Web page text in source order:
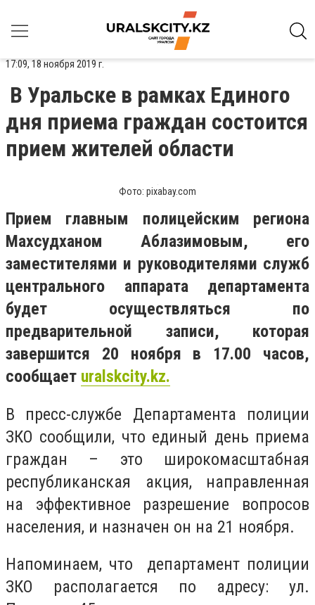
17:09, 18 ноября 2019 г.
В Уральске в рамках Единого
дня приема граждан состоится
прием жителей области
Фото: pixabay.com
Прием главным полицейским региона
Махсудханом Аблазимовым, его
заместителями и руководителями служб
центрального аппарата департамента
будет осуществляться по
предварительной записи, которая
завершится 20 ноября в 17.00 часов,
сообщает uralskcity.kz.
В пресс-службе Департамента полиции
ЗКО сообщили, что единый день приема
граждан – это широкомасштабная
республиканская акция, направленная
на эффективное разрешение вопросов
населения, и назначен он на 21 ноября.
Напоминаем, что департамент полиции
ЗКО располагается по адресу: ул.